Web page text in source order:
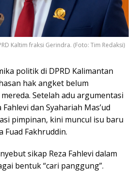
Kaltim fraksi Gerindra. (Foto: Tim Redaksi)
politik di DPRD Kalimantan
hak angket belum
Setelah adu argumentasi
dan Syahariah Mas’ud
pimpinan, kini muncul isu baru
Fuad Fakhruddin.
sikap Reza Fahlevi dalam
bentuk “cari panggung”.